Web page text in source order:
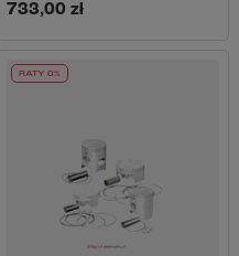
733,00 zł
RATY 0%